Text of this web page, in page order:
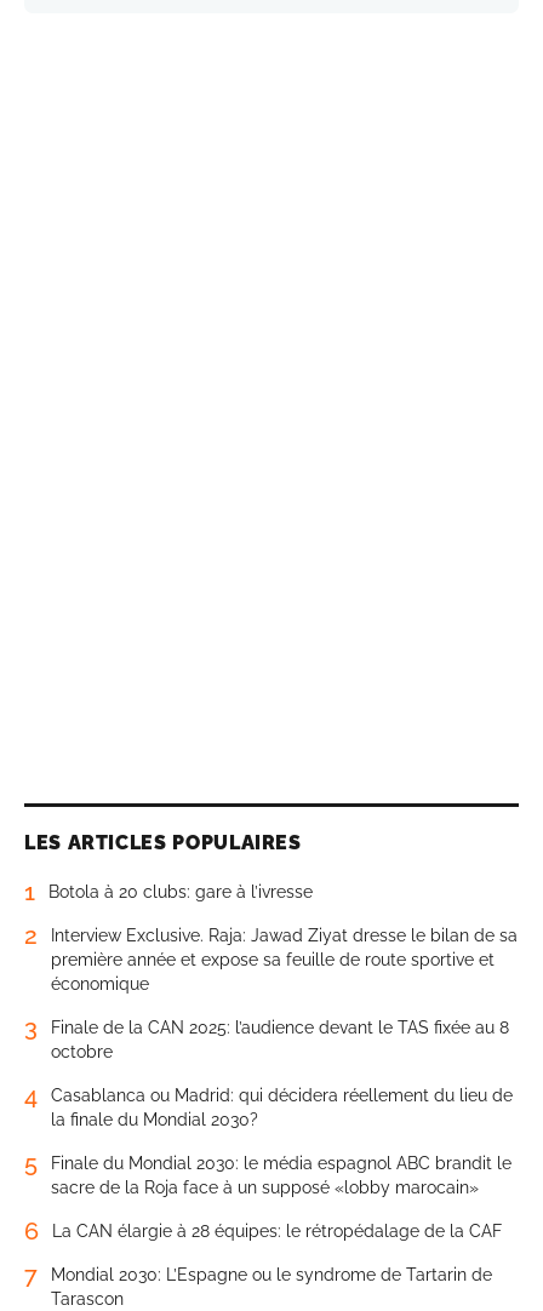
LES ARTICLES POPULAIRES
1 Botola à 20 clubs: gare à l’ivresse
2
Interview Exclusive. Raja: Jawad Ziyat dresse le bilan de sa
première année et expose sa feuille de route sportive et
économique
3
Finale de la CAN 2025: l’audience devant le TAS fixée au 8
octobre
4
Casablanca ou Madrid: qui décidera réellement du lieu de
la finale du Mondial 2030?
5
Finale du Mondial 2030: le média espagnol ABC brandit le
sacre de la Roja face à un supposé «lobby marocain»
6 La CAN élargie à 28 équipes: le rétropédalage de la CAF
7
Mondial 2030: L’Espagne ou le syndrome de Tartarin de
Tarascon